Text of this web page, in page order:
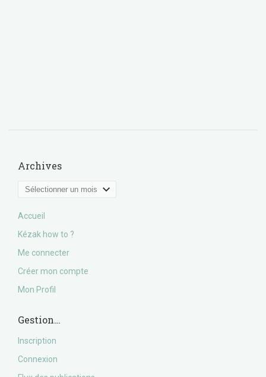
Archives
Archives
Accueil
Kézak how to ?
Me connecter
Créer mon compte
Mon Profil
Gestion…
Inscription
Connexion